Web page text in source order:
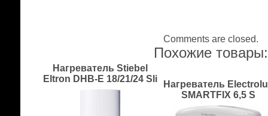
Comments are closed.
Похожие товары:
Нагреватель Stiebel
Eltron DHB-E 18/21/24 Sli
Нагреватель
SMARTFIX 6,5 S